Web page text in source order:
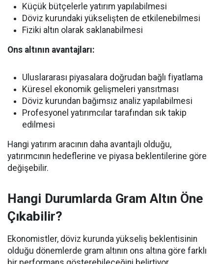
Küçük bütçelerle yatırım yapılabilmesi
Döviz kurundaki yükselişten de etkilenebilmesi
Fiziki altın olarak saklanabilmesi
Ons altının avantajları:
Uluslararası piyasalara doğrudan bağlı fiyatlama
Küresel ekonomik gelişmeleri yansıtması
Döviz kurundan bağımsız analiz yapılabilmesi
Profesyonel yatırımcılar tarafından sık takip
edilmesi
Hangi yatırım aracının daha avantajlı olduğu,
yatırımcının hedeflerine ve piyasa beklentilerine göre
değişebilir.
Hangi Durumlarda Gram Altın Öne
Çıkabilir?
Ekonomistler, döviz kurunda yükseliş beklentisinin
olduğu dönemlerde gram altının ons altına göre farklı